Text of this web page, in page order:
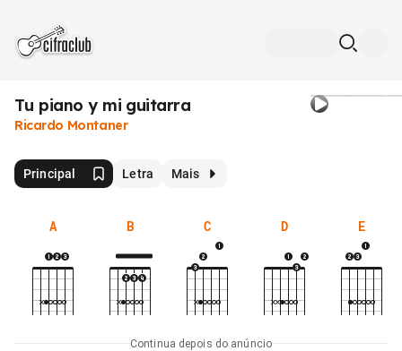
Tu piano y mi guitarra
Ricardo Montaner
Principal Letra Mais
A B C D E
Continua depois do anúncio